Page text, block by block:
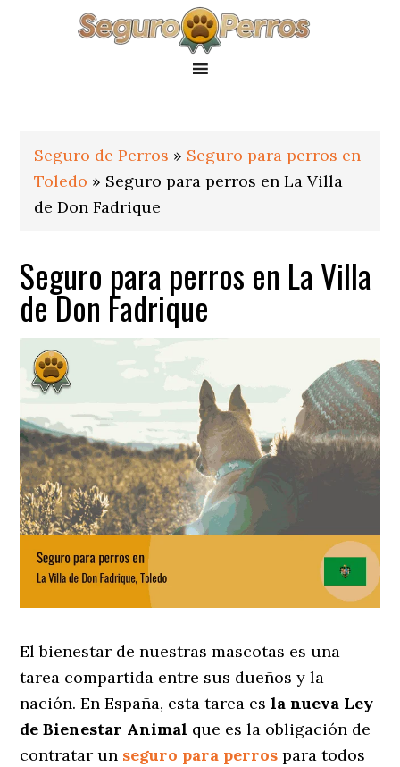
Seguro de Perros » Seguro para perros en
Toledo » Seguro para perros en La Villa
de Don Fadrique
Seguro para perros en La Villa
de Don Fadrique
El bienestar de nuestras mascotas es una
tarea compartida entre sus dueños y la
nación. En España, esta tarea esla nueva Ley
de Bienestar Animal que es la obligación de
contratar un seguro para perros para todos